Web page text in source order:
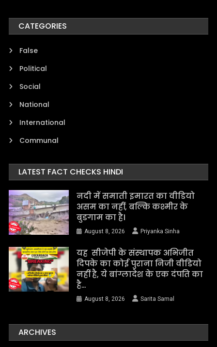
CATEGORIES
False
Political
Social
National
International
Communal
LATEST FACT CHECKS HINDI
नदी में समाती इमारत का वीडियो
असम का नहीं, बल्कि कश्मीर के
बुडगाम का है।
August 8, 2026 Priyanka Sinha
यह सीजेपी के संस्थापक अभिजीत
दिपके का कोई पुराना निजी वीडियो
नहीं है, ये बांग्लादेश के एक दंपति का
है…
August 8, 2026 Sarita Samal
ARCHIVES